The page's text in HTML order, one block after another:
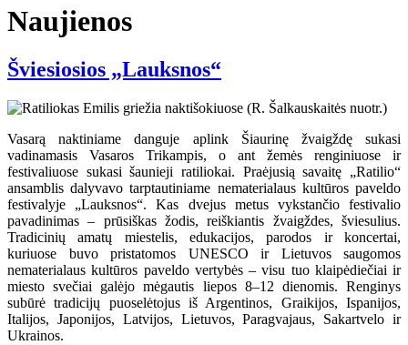
Naujienos
Šviesiosios „Lauksnos“
Vasarą naktiniame danguje aplink Šiaurinę žvaigždę sukasi
vadinamasis Vasaros Trikampis, o ant žemės renginiuose ir
festivaliuose sukasi šaunieji ratiliokai. Praėjusią savaitę „Ratilio“
ansamblis dalyvavo tarptautiniame nematerialaus kultūros paveldo
festivalyje „Lauksnos“. Kas dvejus metus vykstančio festivalio
pavadinimas – prūsiškas žodis, reiškiantis žvaigždes, šviesulius.
Tradicinių amatų miestelis, edukacijos, parodos ir koncertai,
kuriuose buvo pristatomos UNESCO ir Lietuvos saugomos
nematerialaus kultūros paveldo vertybės – visu tuo klaipėdiečiai ir
miesto svečiai galėjo mėgautis liepos 8–12 dienomis. Renginys
subūrė tradicijų puoselėtojus iš Argentinos, Graikijos, Ispanijos,
Italijos, Japonijos, Latvijos, Lietuvos, Paragvajaus, Sakartvelo ir
Ukrainos.